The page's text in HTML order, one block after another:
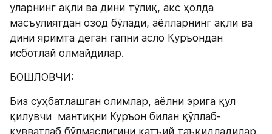
уларнинг ақли ва дини тўлиқ, акс ҳолда
масъулиятдан озод бўлади, аёлларнинг ақли ва
дини яримта деган гапни асло Қуръондан
исботлай олмайдилар.
БОШЛОВЧИ:
Биз суҳбатлашган олимлар, аёлни эрига қул
қилувчи  мантиқни Куръон билан қўллаб-
қувватлаб бўлмаслигини қатъий таъкидладилар.